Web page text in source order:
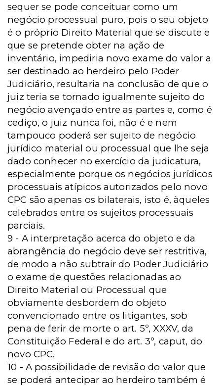
sequer se pode conceituar como um
negócio processual puro, pois o seu objeto
é o próprio Direito Material que se discute e
que se pretende obter na ação de
inventário, impediria novo exame do valor a
ser destinado ao herdeiro pelo Poder
Judiciário, resultaria na conclusão de que o
juiz teria se tornado igualmente sujeito do
negócio avençado entre as partes e, como é
cediço, o juiz nunca foi, não é e nem
tampouco poderá ser sujeito de negócio
jurídico material ou processual que lhe seja
dado conhecer no exercício da judicatura,
especialmente porque os negócios jurídicos
processuais atípicos autorizados pelo novo
CPC são apenas os bilaterais, isto é, àqueles
celebrados entre os sujeitos processuais
parciais.
9 - A interpretação acerca do objeto e da
abrangência do negócio deve ser restritiva,
de modo a não subtrair do Poder Judiciário
o exame de questões relacionadas ao
Direito Material ou Processual que
obviamente desbordem do objeto
convencionado entre os litigantes, sob
pena de ferir de morte o art. 5º, XXXV, da
Constituição Federal e do art. 3º, caput, do
novo CPC.
10 - A possibilidade de revisão do valor que
se poderá antecipar ao herdeiro também é